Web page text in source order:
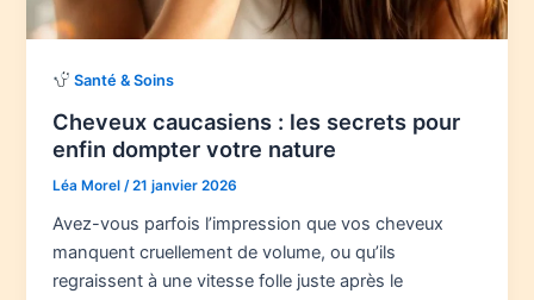
Santé & Soins
Cheveux caucasiens : les secrets pour
enfin dompter votre nature
Léa Morel /21 janvier 2026
Avez-vous parfois l’impression que vos cheveux
manquent cruellement de volume, ou qu’ils
regraissent à une vitesse folle juste après le